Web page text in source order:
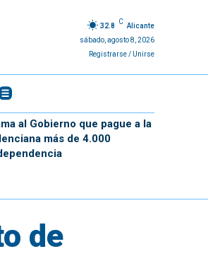
32.8
C
Alicante
sábado, agosto 8, 2026
Registrarse / Unirse
al Gobierno que pague a la
más de 4.000
de